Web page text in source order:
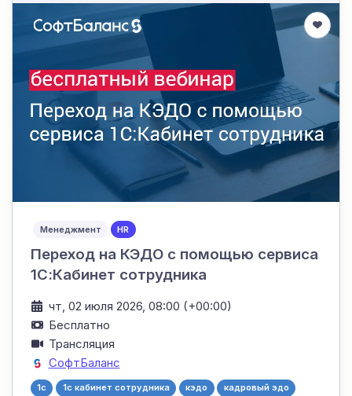
Менеджмент HR
Переход на КЭДО с помощью сервиса
1С:Кабинет сотрудника
чт, 02 июля 2026, 08:00 (+00:00)
Бесплатно
Трансляция
СофтБаланс
1c 1с кабинет сотрудника кэдо
кадровый эдо